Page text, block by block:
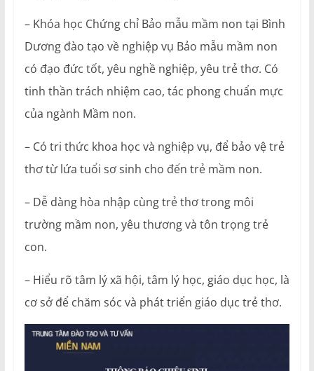
– Khóa học Chứng chỉ Bảo mẫu mầm non tại Bình
Dương đào tạo về nghiệp vụ Bảo mẫu mầm non
có đạo đức tốt, yêu nghề nghiệp, yêu trẻ thơ. Có
tinh thần trách nhiệm cao, tác phong chuẩn mực
của ngành Mầm non.
– Có tri thức khoa học và nghiệp vụ, để bảo vệ trẻ
thơ từ lứa tuổi sơ sinh cho đến trẻ mầm non.
– Dễ dàng hòa nhập cùng trẻ thơ trong môi
trường mầm non, yêu thương và tôn trọng trẻ
con.
– Hiểu rõ tâm lý xã hội, tâm lý học, giáo dục học, là
cơ sở để chăm sóc và phát triển giáo dục trẻ thơ.